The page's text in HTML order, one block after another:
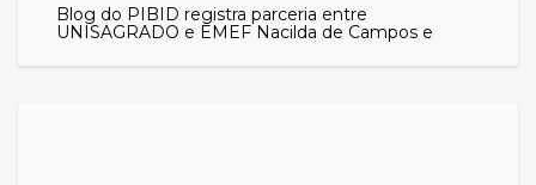
Blog do PIBID registra parceria entre
UNISAGRADO e EMEF Nacilda de Campos e